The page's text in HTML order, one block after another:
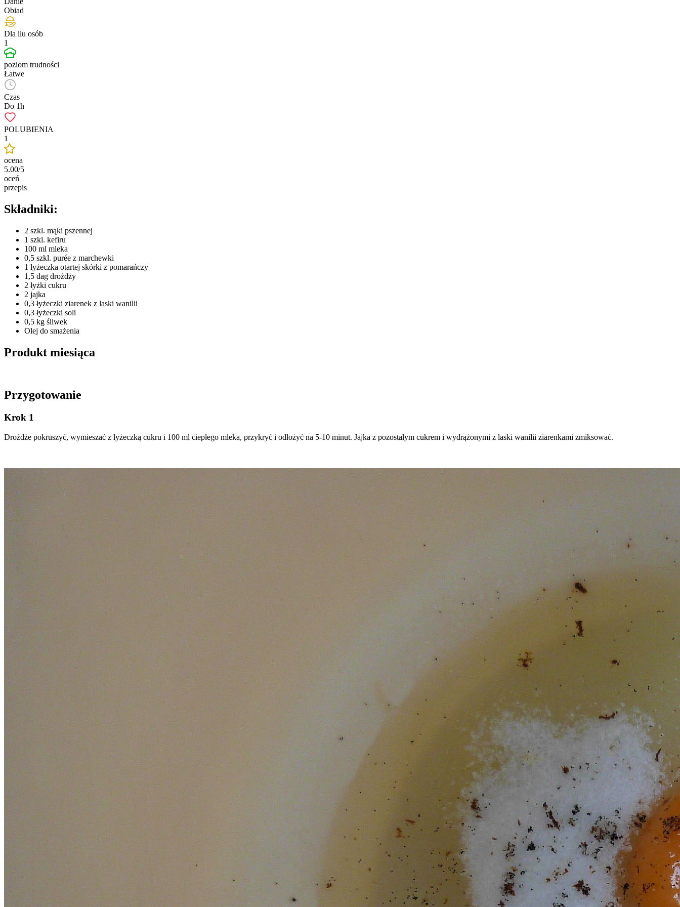
Obiad
Dla ilu osób
1
poziom trudności
Łatwe
Czas
Do 1h
POLUBIENIA
1
ocena
5.00/5
oceń
przepis
Składniki:
2 szkl. mąki pszennej
1 szkl. kefiru
100 ml mleka
0,5 szkl. purée z marchewki
1 łyżeczka otartej skórki z pomarańczy
1,5 dag drożdży
2 łyżki cukru
2 jajka
0,3 łyżeczki ziarenek z laski wanilii
0,3 łyżeczki soli
0,5 kg śliwek
Olej do smażenia
Produkt miesiąca
Przygotowanie
Krok 1
Drożdże pokruszyć, wymieszać z łyżeczką cukru i 100 ml ciepłego mleka, przykryć i odłożyć na 5-10 minut. Jajka z pozostałym cukrem i wydrążonymi z laski wanilii ziarenkami zmiksować.